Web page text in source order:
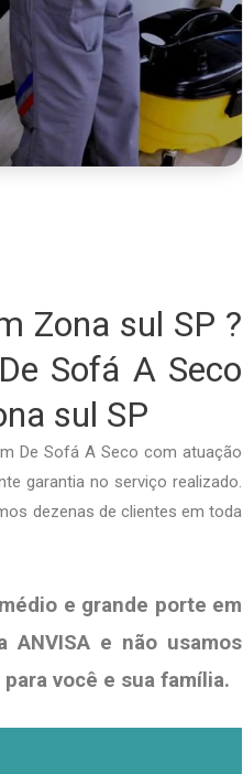
Zona sul SP ?
Sofá A Seco
sul SP
De Sofá A Seco com atuação
garantia no serviço realizado.
dezenas de clientes em toda
e grande porte em
ANVISA e não usamos
você e sua família.